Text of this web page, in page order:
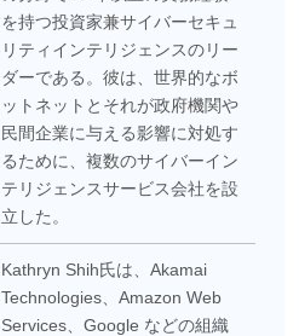
を持つ投資家兼サイバーセキュ
リティインテリジェンスのリー
ダーである。彼は、世界的なボ
ットネットとそれが政府機関や
民間企業に与える影響に対処す
るために、複数のサイバーイン
テリジェンスサービス会社を設
立した。
Kathryn Shih氏は、Akamai
Technologies、Amazon Web
Services、Google などの組織